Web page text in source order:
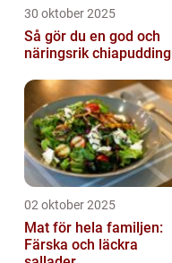
30 oktober 2025
Så gör du en god och
näringsrik chiapudding
02 oktober 2025
Mat för hela familjen:
Färska och läckra